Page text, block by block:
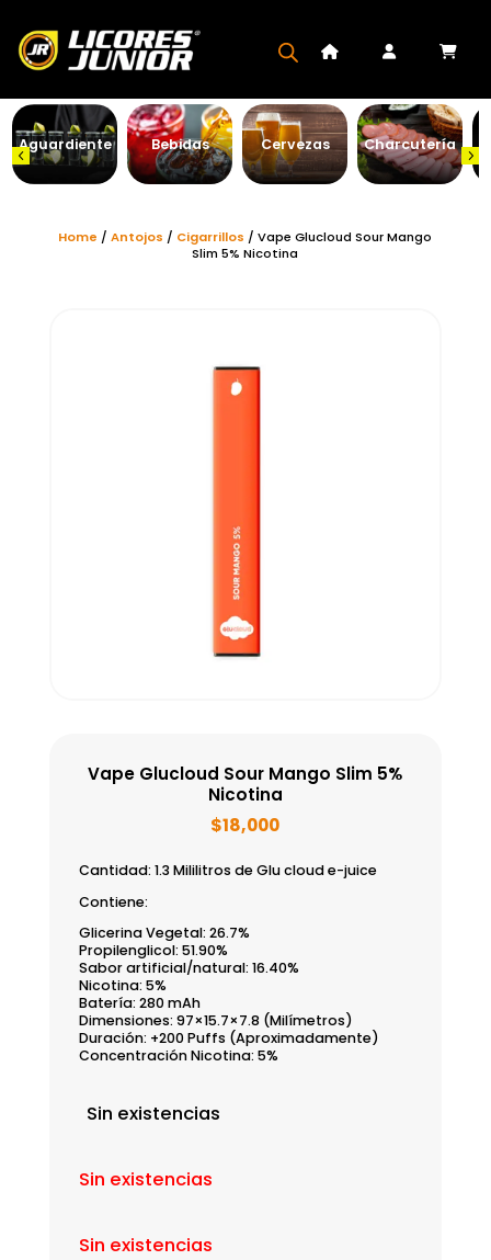
Aguardiente Bebidas Cervezas Charcutería
Home /Antojos / Cigarrillos / Vape Glucloud Sour Mango
Slim 5% Nicotina
Vape Glucloud Sour Mango Slim 5%
Nicotina
$18,000
Cantidad: 1.3 Mililitros de Glu cloud e-juice
Contiene:
Glicerina Vegetal: 26.7%
Propilenglicol: 51.90%
Sabor artificial/natural: 16.40%
Nicotina: 5%
Batería: 280 mAh
Dimensiones: 97×15.7×7.8 (Milímetros)
Duración: +200 Puffs (Aproximadamente)
Concentración Nicotina: 5%
Sin existencias
Sin existencias
Sin existencias